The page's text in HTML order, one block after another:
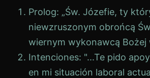
Prolog: „Św. Józefie, ty
niewzruszonym obrońcą
wiernym wykonawcą Bożej
Intenciones: "...Te pido
en mi situación laboral